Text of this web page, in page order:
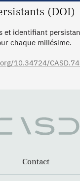
(DOI)
et identifiant
chaque millésime.
10.34724/
Contact